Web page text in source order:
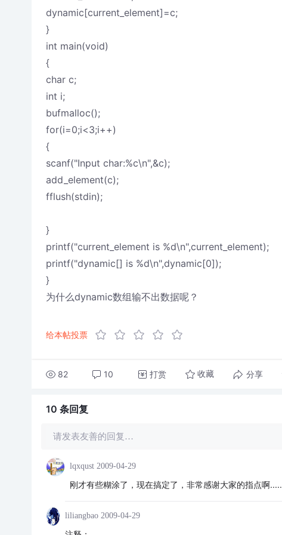
dynamic[current_element]=c;
}
int main(void)
{
char c;
int i;
bufmalloc();
for(i=0;i<3;i++)
{
scanf("Input char:%c\n",&c);
add_element(c);
fflush(stdin);
}
printf("current_element is %d\n",current_element);
printf("dynamic[] is %d\n",dynamic[0]);
}
为什么dynamic数组输不出数据呢？
给本帖投票
82 10 打赏 收藏 分享
10 条回复
请发表友善的回复…
lqxqust 2009-04-29
刚才有些糊涂了，现在搞定了，非常感谢大家的指点啊.....
liliangbao 2009-04-29